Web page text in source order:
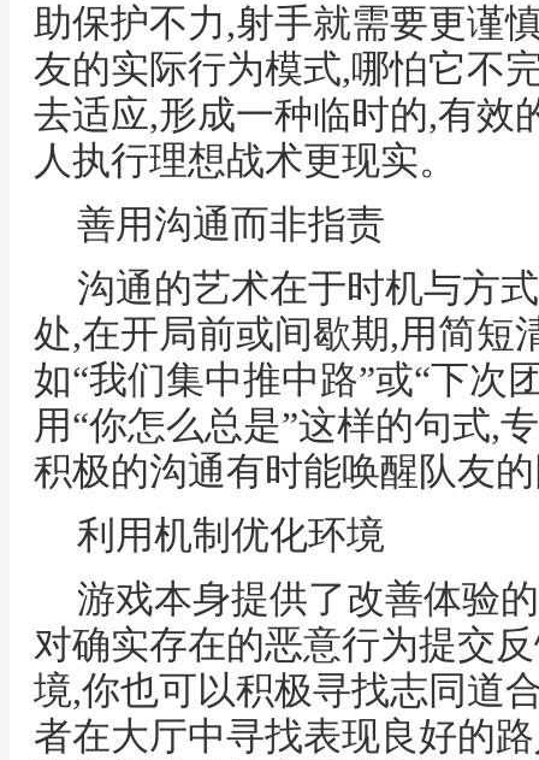
助保护不力,射手就需要更谨
友的实际行为模式,哪怕它不
去适应,形成一种临时的,有效
人执行理想战术更现实。
善用沟通而非指责
沟通的艺术在于时机与方
处,在开局前或间歇期,用简短
如“我们集中推中路”或“下次
用“你怎么总是”这样的句式,
积极的沟通有时能唤醒队友
利用机制优化环境
游戏本身提供了改善体验
对确实存在的恶意行为提交
境,你也可以积极寻找志同道
者在大厅中寻找表现良好的